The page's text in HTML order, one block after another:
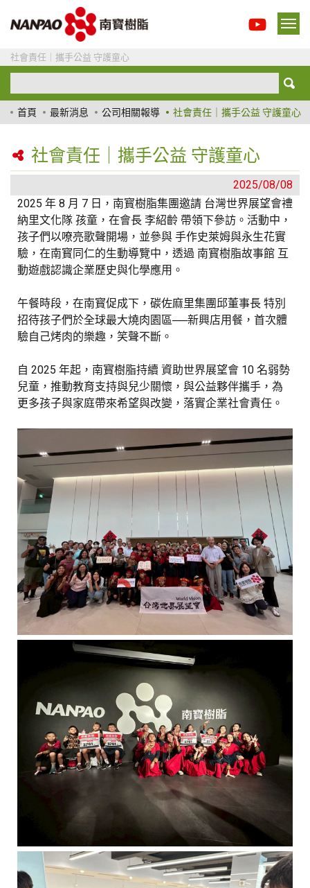
社會責任｜攜手公益 守護童心
首頁 最新消息 公司相關報導 社會責任｜攜手公益 守護童心
社會責任｜攜手公益 守護童心
2025/08/08
2025 年 8 月 7 日，南寳樹脂集團邀請 台灣世界展望會禮
納里文化隊 孩童，在會長 李紹齡 帶領下參訪。活動中，
孩子們以嘹亮歌聲開場，並參與 手作史萊姆與永生花實
驗，在南寳同仁的生動導覽中，透過 南寳樹脂故事館 互
動遊戲認識企業歷史與化學應用。
午餐時段，在南寳促成下，碳佐麻里集團邱董事長 特別
招待孩子們於全球最大燒肉園區──新興店用餐，首次體
驗自己烤肉的樂趣，笑聲不斷。
自 2025 年起，南寳樹脂持續 資助世界展望會 10 名弱勢
兒童，推動教育支持與兒少關懷，與公益夥伴攜手，為
更多孩子與家庭帶來希望與改變，落實企業社會責任。